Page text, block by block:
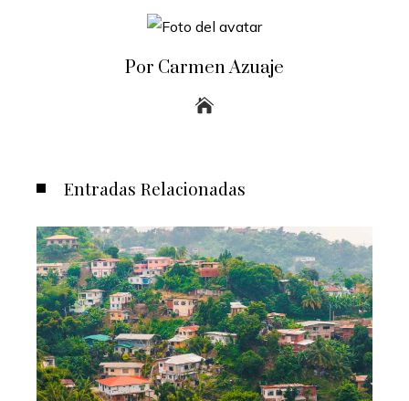
Por Carmen Azuaje
Entradas Relacionadas